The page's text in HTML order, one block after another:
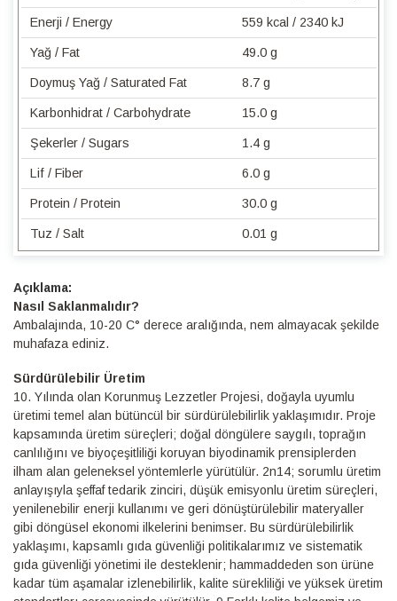
Enerji / Energy 559 kcal / 2340 kJ
Yağ / Fat 49.0 g
Doymuş Yağ / Saturated Fat 8.7 g
Karbonhidrat / Carbohydrate 15.0 g
Şekerler / Sugars 1.4 g
Lif / Fiber 6.0 g
Protein / Protein 30.0 g
Tuz / Salt 0.01 g
Detaylı
Bilgi
Nasıl Saklanmalıdır?
Ambalajında, 10-20 C° derece aralığında, nem almayacak şekilde
muhafaza ediniz.
Sürdürülebilir Üretim
10.⁠ ⁠Yılında olan Korunmuş Lezzetler Projesi, doğayla uyumlu
üretimi temel alan bütüncül bir sürdürülebilirlik yaklaşımıdır. Proje
kapsamında üretim süreçleri; doğal döngülere saygılı, toprağın
canlılığını ve biyoçeşitliliği koruyan biyodinamik prensiplerden
ilham alan geleneksel yöntemlerle yürütülür. 2n14; sorumlu üretim
anlayışıyla şeffaf tedarik zinciri, düşük emisyonlu üretim süreçleri,
yenilenebilir enerji kullanımı ve geri dönüştürülebilir materyaller
gibi döngüsel ekonomi ilkelerini benimser. Bu sürdürülebilirlik
yaklaşımı, kapsamlı gıda güvenliği politikalarımız ve sistematik
gıda güvenliği yönetimi ile desteklenir; hammaddeden son ürüne
kadar tüm aşamalar izlenebilirlik, kalite sürekliliği ve yüksek üretim